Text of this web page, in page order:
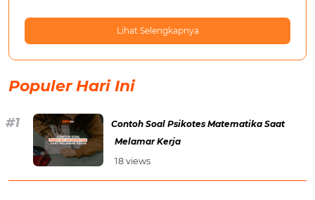
Lihat Selengkapnya
Populer Hari Ini
Contoh Soal Psikotes Matematika Saat
Melamar Kerja
18 views